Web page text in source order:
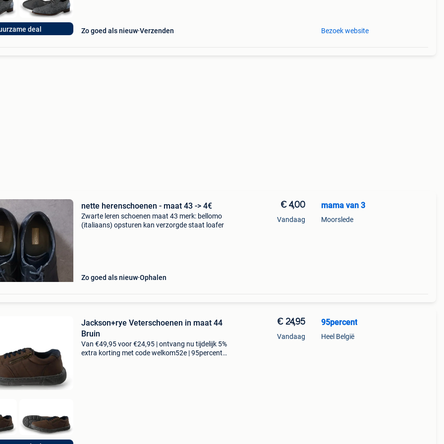
deal Zo goed als nieuw Verzenden Bezoek website
nette herenschoenen - maat 43 -> 4€
Zwarte leren schoenen maat 43 merk: bellomo
(italiaans) opsturen kan verzorgde staat loafer
Zo goed als nieuw Ophalen
€ 4,00
Vandaag
mama van 3
Moorslede
Jackson+rye Veterschoenen in maat 44
Bruin
Van €49,95 voor €24,95 | ontvang nu tijdelijk 5%
extra korting met code welkom52e | 95percent
€ 24,95
Vandaag
95percent
Heel België